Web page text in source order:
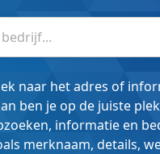
naar het adres of
ben je op de juiste
informatie en
merknaam, details,